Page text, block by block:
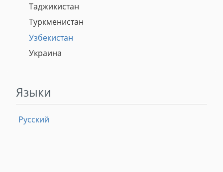
Таджикистан
Туркменистан
Узбекистан
Украина
Языки
Русский